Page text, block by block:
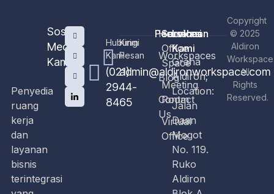
Sosial
Media
Kami
Hubungi
Kami
(021)
2944-
8465
Kirim
Pesan
admin@aldironworkspace.com
Perusahaan
Home
Workspaces
Blog
Contact
Us
Services
Office
Space
Meeting
Room
Virtual
Office
Lokasi
Kami
Graha
Aldiron;
Location:
Jalan
Daan
Mogot
No. 119.
Ruko
Aldiron
Penyedia
ruang
kerja
dan
layanan
bisnis
terintegrasi
Copyright
© 2025
Aldiron
All
Rights
Reserved.